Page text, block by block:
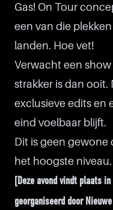
Gas! On Tour
een van die
landen. Hoe vet!
Verwacht een
strakker is dan ooit.
exclusieve edits en
eind voelbaar blijft.
Dit is geen gewone
het hoogste niveau.
[Deze avond vindt plaats
georganiseerd door